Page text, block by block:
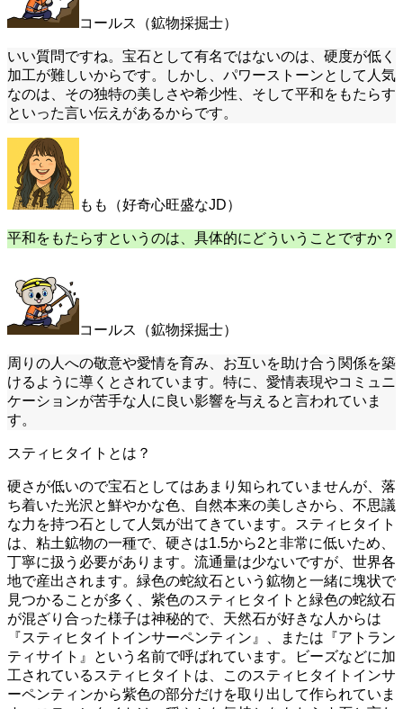
コールス（鉱物採掘士）
いい質問ですね。宝石として有名ではないのは、硬度が低く
加工が難しいからです。しかし、パワーストーンとして人気
なのは、その独特の美しさや希少性、そして平和をもたらす
といった言い伝えがあるからです。
もも（好奇心旺盛なJD）
平和をもたらすというのは、具体的にどういうことですか？
コールス（鉱物採掘士）
周りの人への敬意や愛情を育み、お互いを助け合う関係を築
けるように導くとされています。特に、愛情表現やコミュニ
ケーションが苦手な人に良い影響を与えると言われていま
す。
スティヒタイトとは？
硬さが低いので宝石としてはあまり知られていませんが、落
ち着いた光沢と鮮やかな色、自然本来の美しさから、不思議
な力を持つ石として人気が出てきています。スティヒタイト
は、粘土鉱物の一種で、硬さは1.5から2と非常に低いため、
丁寧に扱う必要があります。流通量は少ないですが、世界各
地で産出されます。緑色の蛇紋石という鉱物と一緒に塊状で
見つかることが多く、紫色のスティヒタイトと緑色の蛇紋石
が混ざり合った様子は神秘的で、天然石が好きな人からは
『スティヒタイトインサーペンティン』、または『アトラン
ティサイト』という名前で呼ばれています。ビーズなどに加
工されているスティヒタイトは、このスティヒタイトインサ
ーペンティンから紫色の部分だけを取り出して作られていま